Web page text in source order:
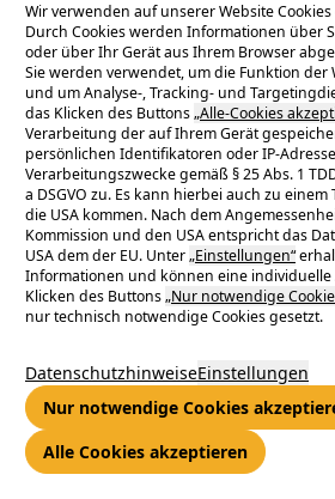
Wir verwenden auf unserer Website
Durch Cookies werden Informationen über
oder über Ihr Gerät aus Ihrem Browser
Sie werden verwendet, um die Funktion der
und um Analyse-, Tracking- und
das Klicken des Buttons„Alle-Cookies
Verarbeitung der auf Ihrem Gerät
persönlichen Identifikatoren oder IP-
Verarbeitungszwecke gemäß § 25 Abs. 1
a DSGVO zu. Es kann hierbei auch zu
die USA kommen. Nach dem
Kommission und den USA entspricht das
USA dem der EU. Unter„Einstellungen“
Informationen und können eine
Klicken des Buttons„Nur notwendige
nur technisch notwendige Cookies gesetzt.
DatenschutzhinweiseEinstellungen
Nur notwendige Cookies
Alle Cookies akzeptieren
beweist seine Vorreiterrolle im
effizienter Infrastrukturverwaltung.
Die international anerkannte Norm
hohe Standards für das Asset
investitionsintensive Unternehmen
Versorgungsbranche. Für ENTEGA
und die nachhaltige
verantwortet, war die Einführung
Managementsystems ein strategisch
Im Dezember 2024 unterzog sich
anspruchsvollen vier­tägigen
ein solider Reifegrad im Asset
Zertifizierung bestätigt, dass die
Glasfaserinfrastruktur direkt zur
Lebensqualität der Kundinnen und
weiteren Regionen beiträgt.